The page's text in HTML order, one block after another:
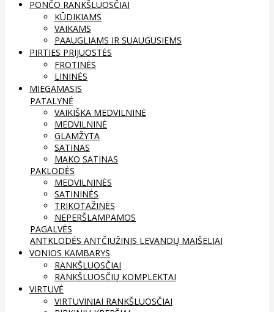
PONČO RANKŠLUOSČIAI
KŪDIKIAMS
VAIKAMS
PAAUGLIAMS IR SUAUGUSIEMS
PIRTIES PRIJUOSTĖS
FROTINĖS
LININĖS
MIEGAMASIS
PATALYNĖ
VAIKIŠKA MEDVILNINĖ
MEDVILNINĖ
GLAMŽYTA
SATINAS
MAKO SATINAS
PAKLODĖS
MEDVILNINĖS
SATININĖS
TRIKOTAŽINĖS
NEPERŠLAMPAMOS
PAGALVĖS
ANTKLODĖS ANTČIUŽINIS LEVANDŲ MAIŠELIAI
VONIOS KAMBARYS
RANKŠLUOSČIAI
RANKŠLUOSČIŲ KOMPLEKTAI
VIRTUVĖ
VIRTUVINIAI RANKŠLUOSČIAI